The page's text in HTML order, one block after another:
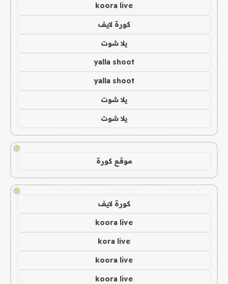
koora live
كورة لايف
يلا شوت
yalla shoot
yalla shoot
يلا شوت
يلا شوت
!
موقع كورة
!
كورة لايف
koora live
kora live
koora live
koora live